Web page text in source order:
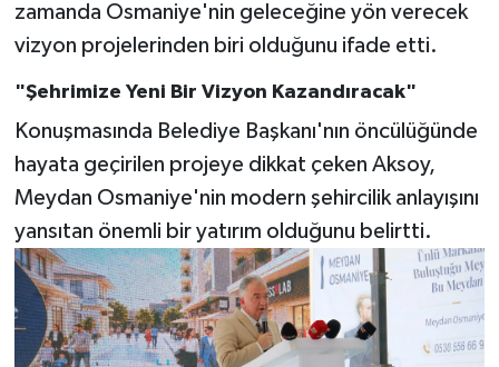
zamanda Osmaniye'nin geleceğine yön verecek
vizyon projelerinden biri olduğunu ifade etti.
"Şehrimize Yeni Bir Vizyon Kazandıracak"
Konuşmasında Belediye Başkanı'nın öncülüğünde
hayata geçirilen projeye dikkat çeken Aksoy,
Meydan Osmaniye'nin modern şehircilik anlayışını
yansıtan önemli bir yatırım olduğunu belirtti.